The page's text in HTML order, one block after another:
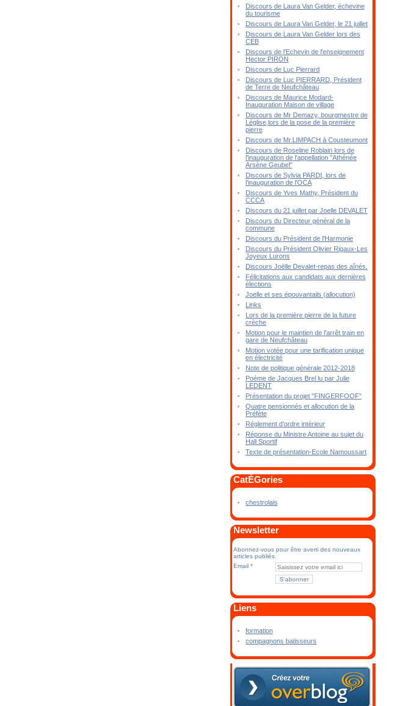
Discours de Laura Van Gelder, échevine
du tourisme
Discours de Laura Van Gelder, le 21 juillet
Discours de Laura Van Gelder lors des
CEB
Discours de l'Echevin de l'enseignement
Hector PIRON
Discours de Luc Pierrard
Discours de Luc PIERRARD, Président
de Terre de Neufchâteau
Discours de Maurice Modard-
Inauguration Maison de village
Discours de Mr Demazy, bourgmestre de
Léglise,lors de la pose de la première
pierre
Discours de Mr.LIMPACH à Cousteumont
Discours de Roseline Roblain lors de
l'inauguration de l'appellation "Athénée
Arsène Geubel"
Discours de Sylvia PARDI, lors de
l'inauguration de l'OCA
Discours de Yves Mathy, Président du
CCCA
Discours du 21 juillet par Joelle DEVALET
Discours du Directeur général de la
commune
Discours du Président de l'Harmonie
Discours du Président Olivier Rigaux-Les
Joyeux Lurons
Discours Joëlle Devalet-repas des aînés.
Félicitations aux candidats aux dernières
élections
Joelle et ses épouvantails (allocution)
Links
Lors de la première pierre de la future
crèche
Motion pour le maintien de l'arrêt train en
gare de Neufchâteau
Motion votée pour une tarification unique
en électricité
Note de politique générale 2012-2018
Poème de Jacques Brel lu par Julie
LEDENT
Présentation du projet "FINGERFOOF"
Quatre pensionnés et allocution de la
Préfète
Réglement d'ordre intérieur
Réponse du Ministre Antoine au sujet du
Hall Sportif
Texte de présentation-Ecole Namoussart
CatÉGories
chestrolais
Newsletter
Abonnez-vous pour être averti des nouveaux
articles publiés.
Email
Liens
formation
compagnons batisseurs